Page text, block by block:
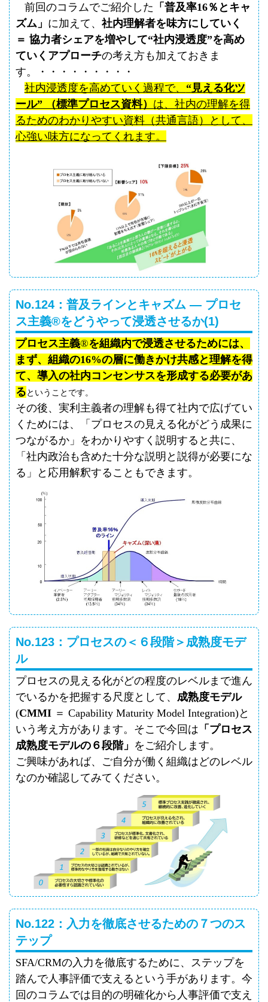
前回のコラムでご紹介した 「普及率16％とキャ
ズム」 に加えて、 社内理解者を味方にしていく
＝ 協力者シェアを増やして“社内浸透度”を高め
ていくアプローチの考え方も加えておきま
す。・・・・・・・・・
社内浸透度を高めていく過程で、 “見える化ツ
ール” （標準プロセス資料） は、社内の理解を得
るためのわかりやすい資料（共通言語）として、
心強い味方になってくれます。
No.124：普及ラインとキャズム ― プロセ
ス主義®をどうやって浸透させるか(1)
プロセス主義®を組織内で浸透させるためには、
まず、組織の16%の層に働きかけ共感と理解を得
て、導入の社内コンセンサスを形成する必要があ
る ということです。
その後、実利主義者の理解も得て社内で広げてい
くためには、「プロセスの見える化がどう成果に
つながるか」をわかりやすく説明すると共に、
「社内政治も含めた十分な説明と説得が必要にな
る」と応用解釈することもできます。
No.123：プロセスの＜６段階＞成熟度モデ
ル
プロセスの見える化がどの程度のレベルまで進ん
でいるかを把握する尺度として、 成熟度モデル
(CMMI ＝ Capability Maturity Model Integration)と
いう考え方があります。そこで今回は 「プロセス
成熟度モデルの６段階」 をご紹介します。
ご興味があれば、ご自分が働く組織はどのレベル
なのか確認してみてください。
No.122：入力を徹底させるための７つのス
テップ
SFA/CRMの入力を徹底するために、ステップを
踏んで人事評価で支えるという手があります。今
回のコラムでは目的の明確化から人事評価で支え